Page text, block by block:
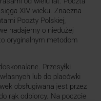
XIV wieku. Znaczna
Poczty Polskiej,
nadajemy o niedużej
oryginalnym metodom
Przesyłki
lub do placówki
obsługiwana jest przez
rąk odbiorcy. Na poczcie